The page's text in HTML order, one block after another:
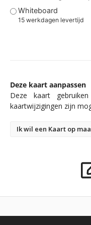
Whiteboard
15 werkdagen levertijd
Deze kaart aanpassen
Deze kaart
kaartwijzigingen zijn
Ik wil een Kaart op